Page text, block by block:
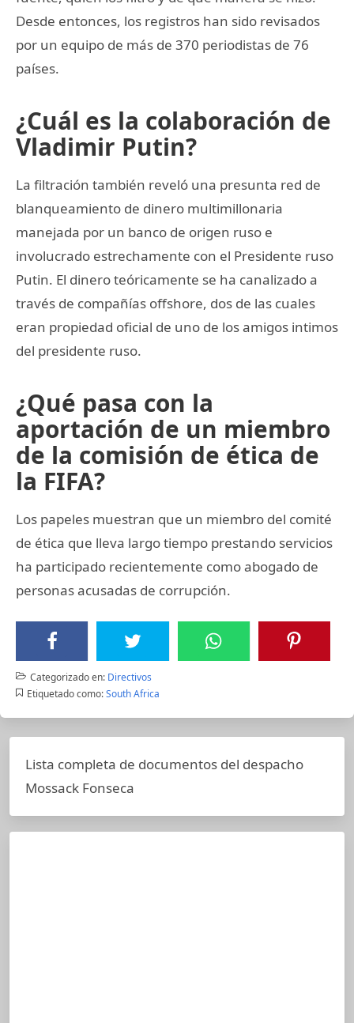
Desde entonces, los registros han sido revisados
por un equipo de más de 370 periodistas de 76
países.
¿Cuál es la colaboración de
Vladimir Putin?
La filtración también reveló una presunta red de
blanqueamiento de dinero multimillonaria
manejada por un banco de origen ruso e
involucrado estrechamente con el Presidente ruso
Putin. El dinero teóricamente se ha canalizado a
través de compañías offshore, dos de las cuales
eran propiedad oficial de uno de los amigos intimos
del presidente ruso.
¿Qué pasa con la
aportación de un miembro
de la comisión de ética de
la FIFA?
Los papeles muestran que un miembro del comité
de ética que lleva largo tiempo prestando servicios
ha participado recientemente como abogado de
personas acusadas de corrupción.
Categorizado en: Directivos
Etiquetado como: South Africa
Lista completa de documentos del despacho
Mossack Fonseca